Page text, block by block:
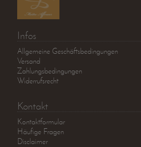
Infos
Allgemeine Geschäftsbedingungen
Versand
Zahlungsbedingungen
Widerrufsrecht
Kontakt
Kontaktformular
Häufige Fragen
Disclaimer